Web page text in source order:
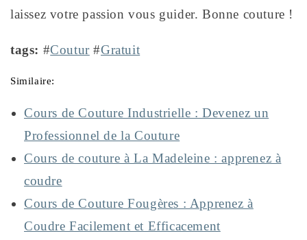
laissez votre passion vous guider. Bonne couture !
tags: #Coutur#Gratuit
Similaire:
Cours de Couture Industrielle : Devenez un
Professionnel de la Couture
Cours de couture à La Madeleine : apprenez à
coudre
Cours de Couture Fougères : Apprenez à
Coudre Facilement et Efficacement